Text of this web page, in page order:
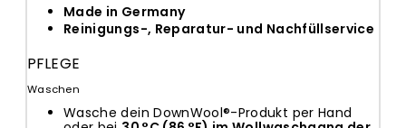
Made in Germany
Reinigungs-, Reparatur- und Nachfüllservice
PFLEGE
Waschen
Wasche dein DownWool®-Produkt per Hand